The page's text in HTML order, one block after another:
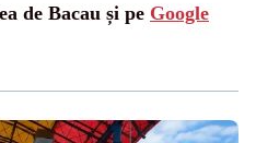
de Bacau și pe Google